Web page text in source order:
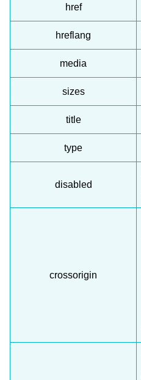
href
hreflang
media
sizes
title
type
disabled
crossorigin